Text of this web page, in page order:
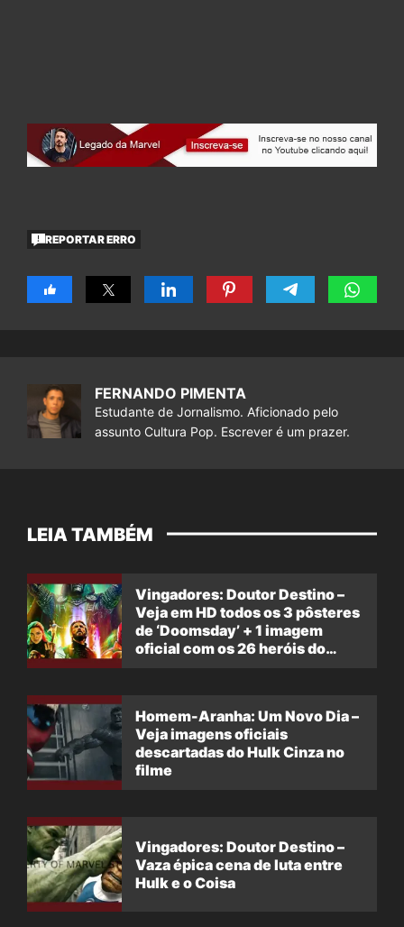
REPORTAR ERRO
FERNANDO PIMENTA
Estudante de Jornalismo. Aficionado pelo
assunto Cultura Pop. Escrever é um prazer.
LEIA TAMBÉM
Vingadores: Doutor Destino –
Veja em HD todos os 3 pôsteres
de ‘Doomsday’ + 1 imagem
oficial com os 26 heróis do
Homem-Aranha: Um Novo Dia –
Veja imagens oficiais
descartadas do Hulk Cinza no
filme
Vingadores: Doutor Destino –
Vaza épica cena de luta entre
Hulk e o Coisa